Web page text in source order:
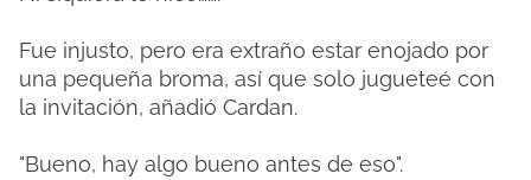
Fue injusto, pero era extraño estar enojado por
una pequeña broma, así que solo jugueteé con
la invitación, añadió Cardan.
"Bueno, hay algo bueno antes de eso".